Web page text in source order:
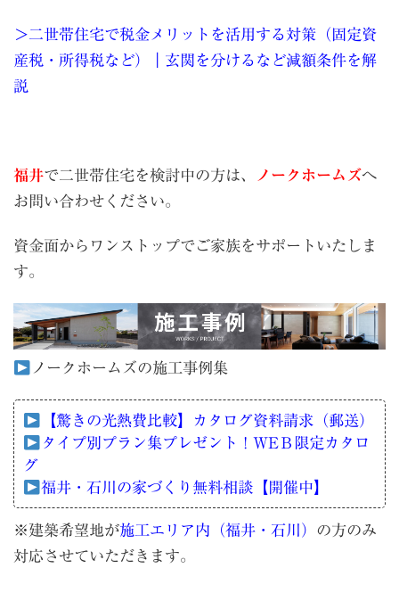
＞二世帯住宅で税金メリットを活用する対策（固定資
産税・所得税など）｜玄関を分けるなど減額条件を解
説
福井で二世帯住宅を検討中の方は、 ノークホームズへ
お問い合わせください。
資金面からワンストップでご家族をサポートいたしま
す。
ノークホームズの施工事例集
【驚きの光熱費比較】カタログ資料請求（郵送）
タイプ別プラン集プレゼント！WEＢ限定カタロ
グ
福井・石川の家づくり無料相談【開催中】
※建築希望地が施工エリア内（福井・石川） の方のみ
対応させていただきます。